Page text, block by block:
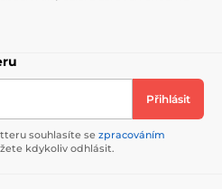
Přihlásit
souhlasíte se zpracováním
kdykoliv odhlásit.